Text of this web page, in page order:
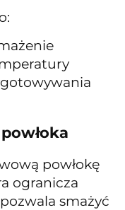
powłokę
ogranicza
smażyć